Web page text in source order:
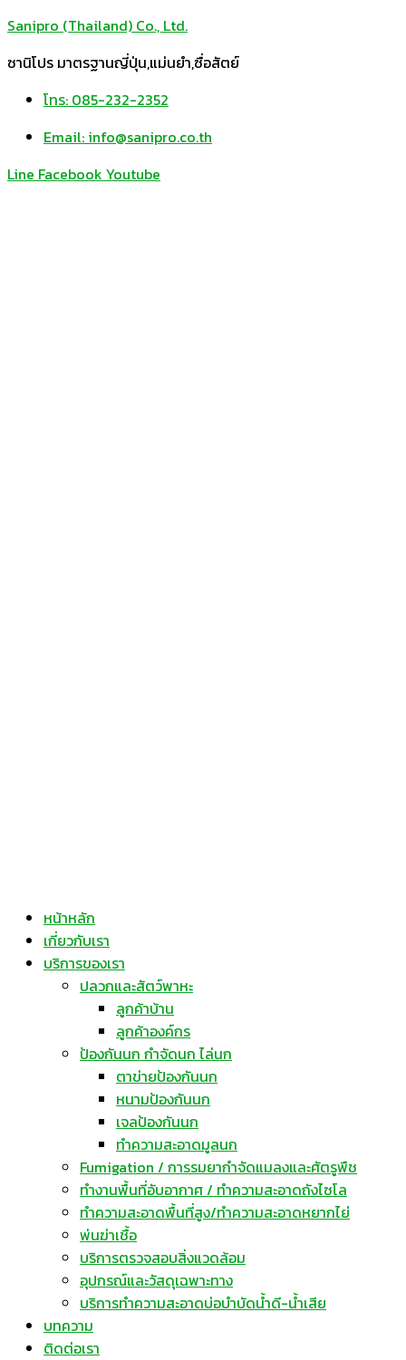
Sanipro (Thailand) Co., Ltd.
ซานิโปร มาตรฐานญี่ปุ่น,แม่นยำ,ซื่อสัตย์
โทร: 085-232-2352
Email: info@sanipro.co.th
Line Facebook Youtube
หน้าหลัก
เกี่ยวกับเรา
บริการของเรา
ปลวกและสัตว์พาหะ
ลูกค้าบ้าน
ลูกค้าองค์กร
ป้องกันนก กำจัดนก ไล่นก
ตาข่ายป้องกันนก
หนามป้องกันนก
เจลป้องกันนก
ทำความสะอาดมูลนก
Fumigation / การรมยากำจัดแมลงและศัตรูพืช
ทำงานพื้นที่อับอากาศ / ทำความสะอาดถังไซโล
ทำความสะอาดพื้นที่สูง/ทำความสะอาดหยากไย่
พ่นฆ่าเชื้อ
บริการตรวจสอบสิ่งแวดล้อม
อุปกรณ์และวัสดุเฉพาะทาง
บริการทำความสะอาดบ่อบำบัดน้ำดี-น้ำเสีย
บทความ
ติดต่อเรา